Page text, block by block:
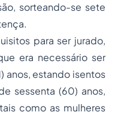
sorteando-se sete
para ser jurado,
era necessário ser
anos, estando isentos
sessenta (60) anos,
como as mulheres